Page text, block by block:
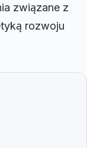
związane z
rozwoju